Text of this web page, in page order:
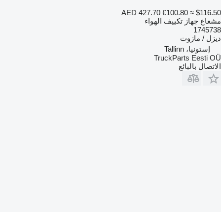
AED 427.70 €100.80 ≈ $116.50
مشعاع جهاز تكييف الهواء
1745738
ديزل / مازوت
إستونيا، Tallinn
TruckParts Eesti OÜ
الاتصال بالبائع